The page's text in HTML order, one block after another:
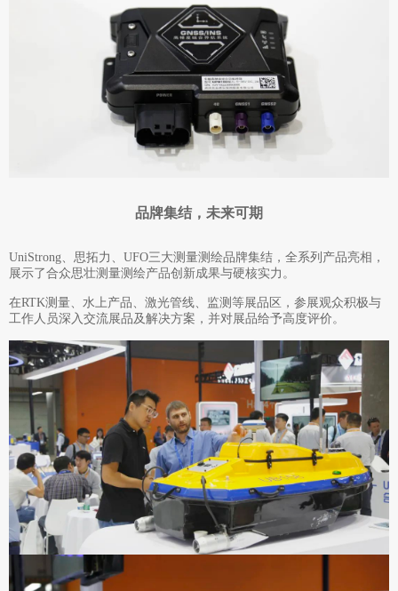
品牌集结，未来可期
UniStrong、思拓力、UFO三大测量测绘品牌集结，全系列产品亮相，
展示了合众思壮测量测绘产品创新成果与硬核实力。
在RTK测量、水上产品、激光管线、监测等展品区，参展观众积极与
工作人员深入交流展品及解决方案，并对展品给予高度评价。